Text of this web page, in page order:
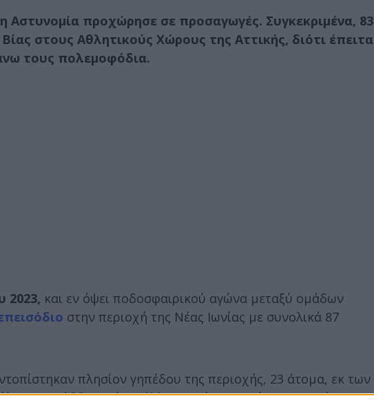
Αστυνομία προχώρησε σε προσαγωγές. Συγκεκριμένα, 83
στους Αθλητικούς Χώρους της Αττικής, διότι έπειτα
τους πολεμοφόδια.
2023, και εν όψει ποδοσφαιρικού αγώνα μεταξύ ομάδων
στην περιοχή της Νέας Ιωνίας με συνολικά 87
πλησίον γηπέδου της περιοχής, 23 άτομα, εκ των
και ράβδο, ενώ σε άλλο σημείο, εντοπίστηκαν ακόμη 64